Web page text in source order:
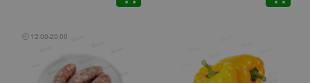
🕘 12:00-20:00